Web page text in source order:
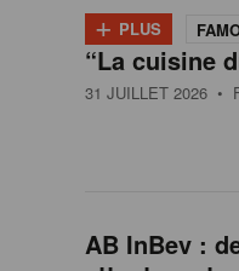
+ PLUS
“La cuisine
31 JUILLET 2026 •
AB InBev :